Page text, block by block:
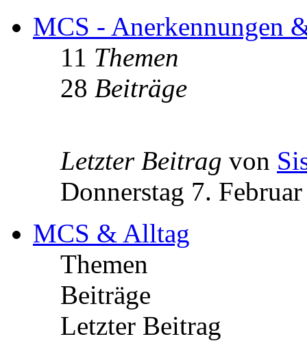
MCS - Anerkennungen
11 Themen
28 Beiträge
Letzter Beitrag von
Donnerstag 7.
MCS & Alltag
Themen
Beiträge
Letzter Beitrag